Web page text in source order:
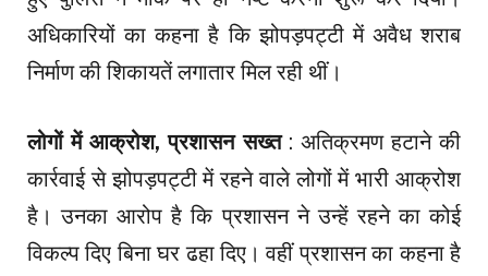
अधिकारियों का कहना है कि झोपड़पट्टी में अवैध शराब
निर्माण की शिकायतें लगातार मिल रही थीं।
लोगों में आक्रोश, प्रशासन सख्त: अतिक्रमण हटाने की
कार्रवाई से झोपड़पट्टी में रहने वाले लोगों में भारी आक्रोश
है। उनका आरोप है कि प्रशासन ने उन्हें रहने का कोई
विकल्प दिए बिना घर ढहा दिए। वहीं प्रशासन का कहना है